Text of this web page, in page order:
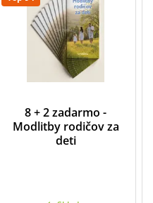
8 + 2 zadarmo -
Modlitby rodičov za
deti